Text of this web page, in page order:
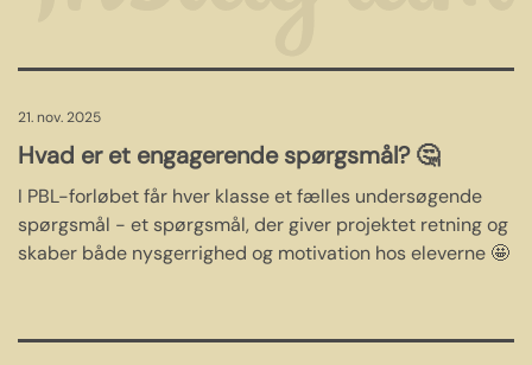
21. nov. 2025
Hvad er et engagerende spørgsmål? 🤔
I PBL-forløbet får hver klasse et fælles undersøgende
spørgsmål - et spørgsmål, der giver projektet retning og
skaber både nysgerrighed og motivation hos eleverne 🤩